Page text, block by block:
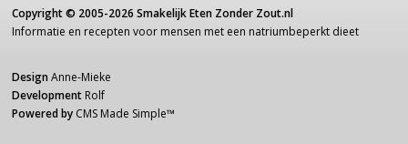
Copyright © 2005-2026 Smakelijk Eten Zonder Zout.nl
Informatie en recepten voor mensen met een natriumbeperkt dieet
Design Anne-Mieke
Development Rolf
Powered by CMS Made Simple™